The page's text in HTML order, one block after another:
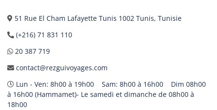
51 Rue El Cham Lafayette Tunis 1002 Tunis, Tunisie
(+216) 71 831 110
20 387 719
contact@rezguivoyages.com
Lun - Ven: 8h00 à 19h00 Sam: 8h00 à 16h00 Dim 08h00
à 16h00 (Hammamet)- Le samedi et dimanche de 08h00 à
18h00